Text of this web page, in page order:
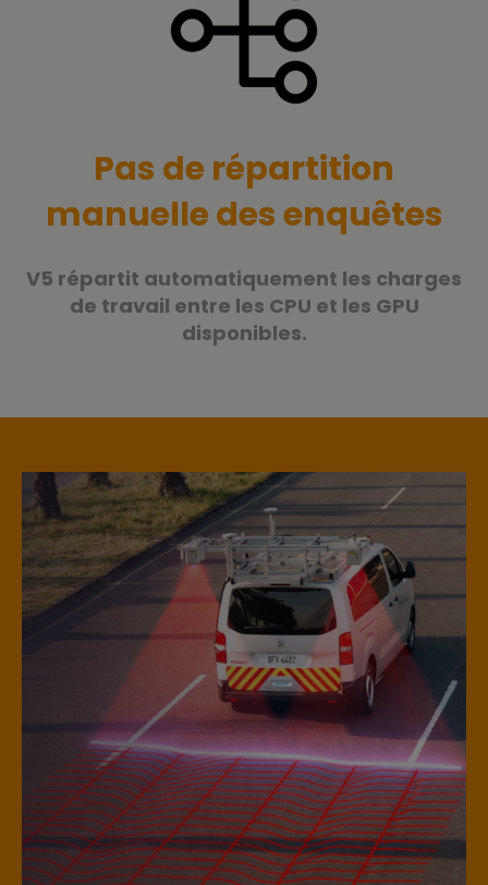
Pas de répartition
manuelle des enquêtes
V5 répartit automatiquement les charges
de travail entre les CPU et les GPU
disponibles.